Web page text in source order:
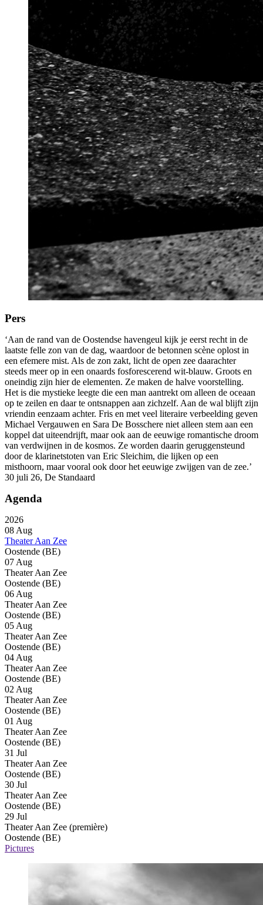
Pers
‘Aan de rand van de Oostendse havengeul kijk je eerst recht in de
laatste felle zon van de dag, waardoor de betonnen scène oplost in
een efemere mist. Als de zon zakt, licht de open zee daarachter
steeds meer op in een onaards fosforescerend wit-blauw. Groots en
oneindig zijn hier de elementen. Ze maken de halve voorstelling.
Het is die mystieke leegte die een man aantrekt om alleen de oceaan
op te zeilen en daar te ontsnappen aan zichzelf. Aan de wal blijft zijn
vriendin eenzaam achter. Fris en met veel literaire verbeelding geven
Michael Vergauwen en Sara De Bosschere niet alleen stem aan een
koppel dat uiteendrijft, maar ook aan de eeuwige romantische droom
van verdwijnen in de kosmos. Ze worden daarin geruggensteund
door de klarinetstoten van Eric Sleichim, die lijken op een
misthoorn, maar vooral ook door het eeuwige zwijgen van de zee.’
30 juli 26, De Standaard
Agenda
2026
08 Aug
Theater Aan Zee
Oostende (BE)
07 Aug
Theater Aan Zee
Oostende (BE)
06 Aug
Theater Aan Zee
Oostende (BE)
05 Aug
Theater Aan Zee
Oostende (BE)
04 Aug
Theater Aan Zee
Oostende (BE)
02 Aug
Theater Aan Zee
Oostende (BE)
01 Aug
Theater Aan Zee
Oostende (BE)
31 Jul
Theater Aan Zee
Oostende (BE)
30 Jul
Theater Aan Zee
Oostende (BE)
29 Jul
Theater Aan Zee (première)
Oostende (BE)
Pictures